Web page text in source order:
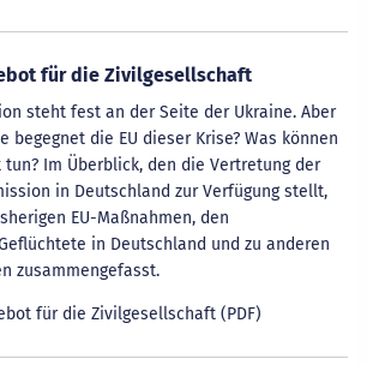
für die Zivilgesellschaft
steht fest an der Seite der Ukraine. Aber
begegnet die EU dieser Krise? Was können
Im Überblick, den die Vertretung der
in Deutschland zur Verfügung stellt,
EU-Maßnahmen, den
in Deutschland und zu anderen
zusammengefasst.
für die Zivilgesellschaft (PDF)